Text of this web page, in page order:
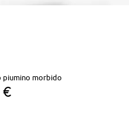
piumino morbido
€